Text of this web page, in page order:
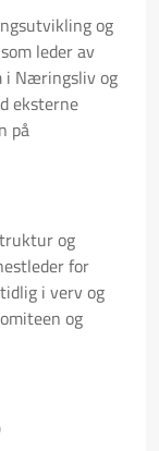
og
leder av
i Næringsliv og
eksterne
på
og
for
i verv og
og